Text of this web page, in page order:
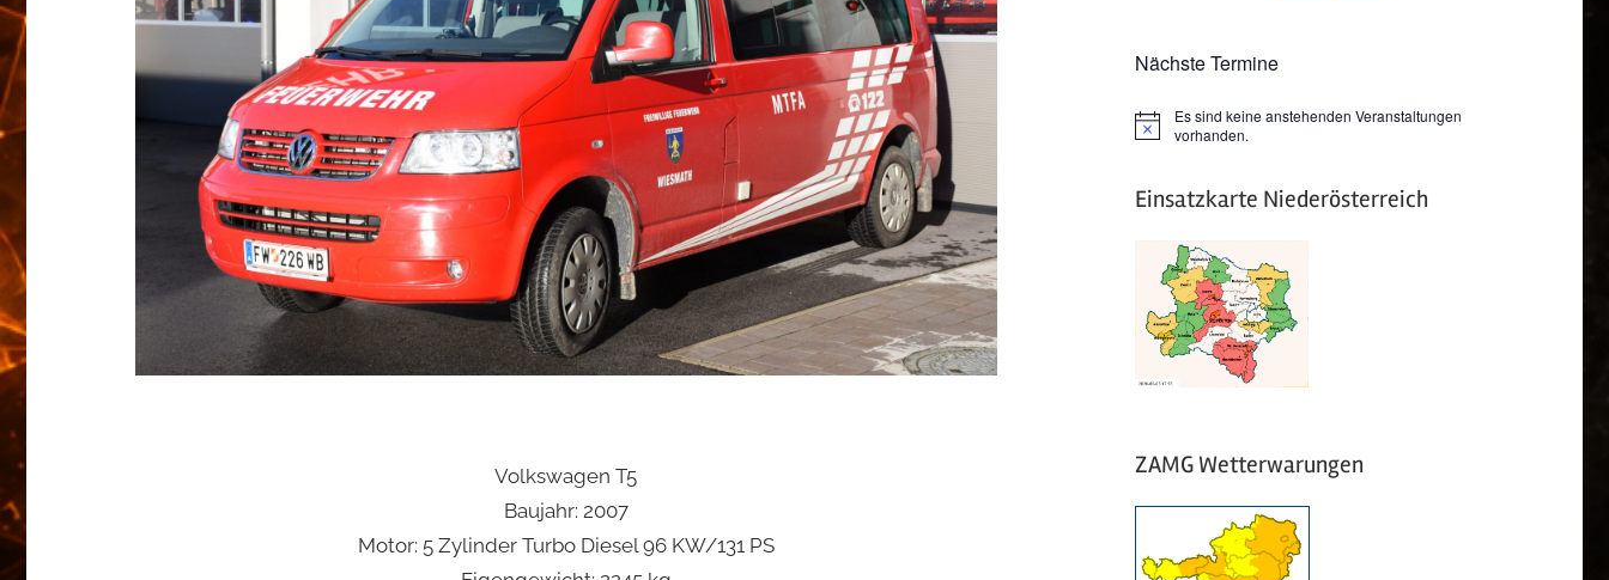
Volkswagen T5
Baujahr: 2007
Motor: 5 Zylinder Turbo Diesel 96 KW/131 PS
Nächste Termine
Hinweis
Es sind keine anstehenden Veranstaltungen
vorhanden.
Einsatzkarte Niederösterreich
ZAMG Wetterwarungen